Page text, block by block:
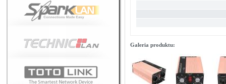
Galeria produktu: